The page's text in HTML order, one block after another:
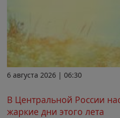
6 августа 2026 | 06:30
В Центральной России
жаркие дни этого лета